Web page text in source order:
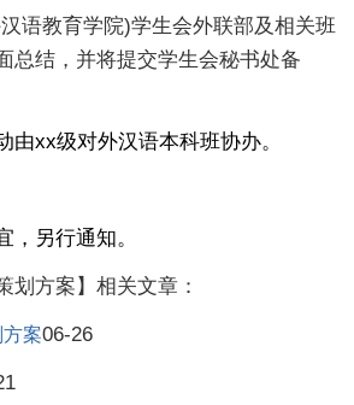
教育学院)学生会外联部及相关班
总结，并将提交学生会秘书处备
xx级对外汉语本科班协办。
另行通知。
划方案】相关文章：
方案06-26